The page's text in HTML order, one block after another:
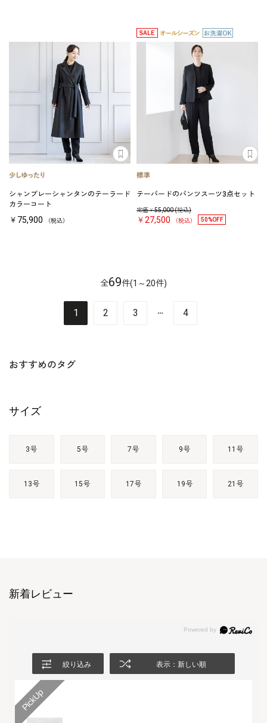
シャンブレーシャンタンのテーラード
カラーコート
￥75,900 （税込）
テーパードのパンツスーツ3点セット
定価￥55,000(税込)
￥27,500 （税込） 50%OFF
全69件(1～20件)
1 2 3 4
おすすめのタグ
サイズ
3号 5号 7号 9号 11号
13号 15号 17号 19号 21号
新着レビュー
絞り込み 表示：新しい順